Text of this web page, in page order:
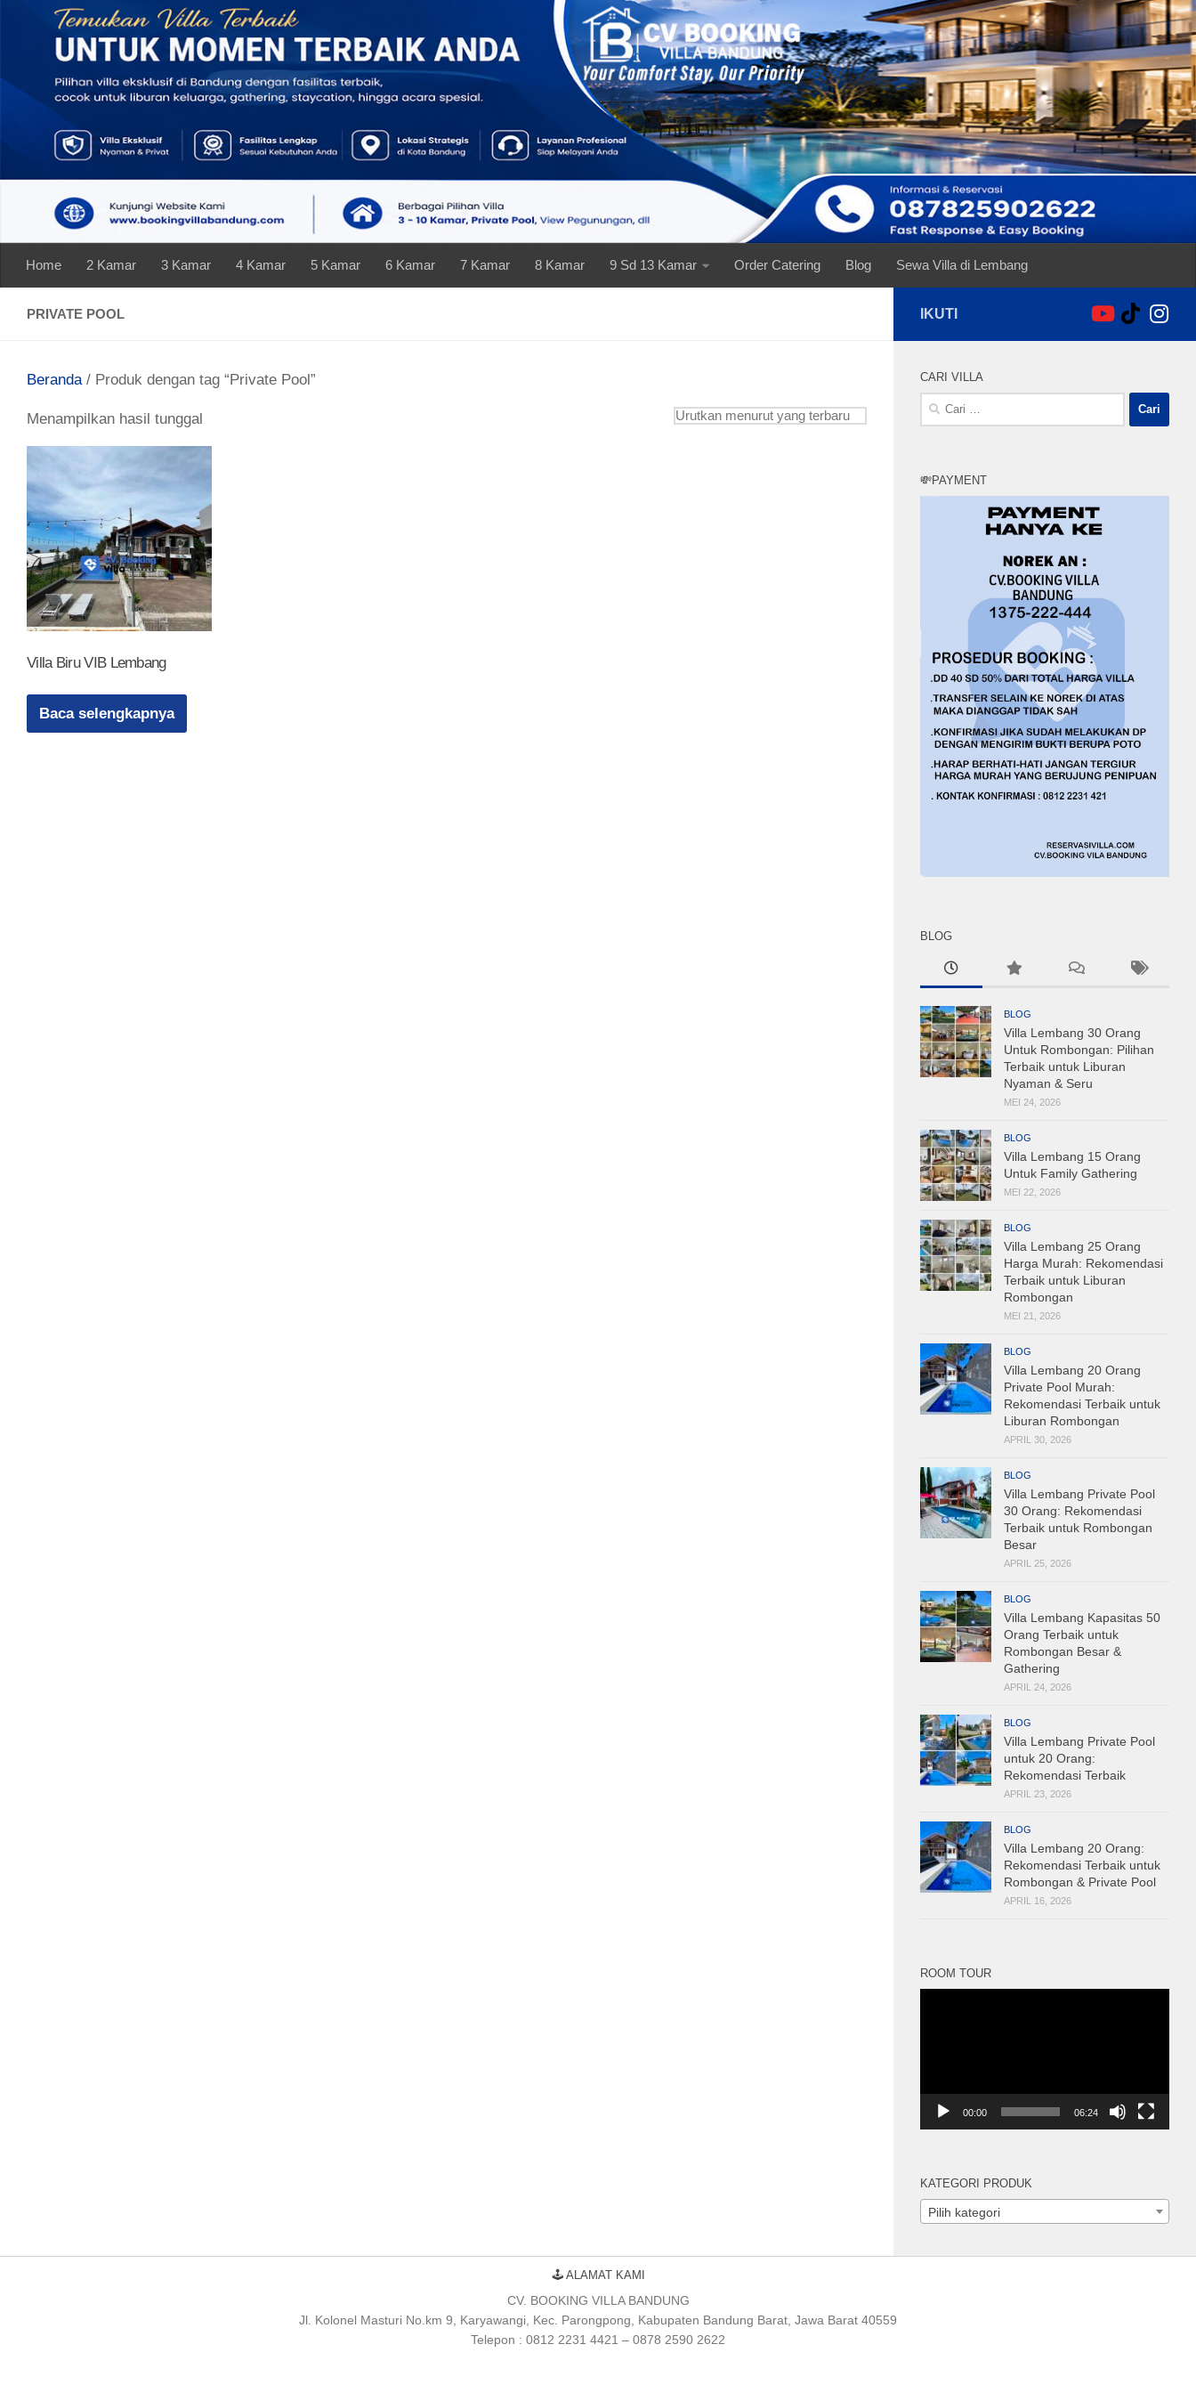
Skip to content
Home 2 Kamar 3 Kamar 4 Kamar 5 Kamar 6 Kamar 7 Kamar 8 Kamar 9 Sd 13 Kamar Order Catering Blog Sewa Villa di Lembang
PRIVATE POOL
Beranda / Produk dengan tag “Private Pool”
Menampilkan hasil tunggal
Villa Biru VIB Lembang
Baca selengkapnya
IKUTI
CARI VILLA
Cari
💸PAYMENT
BLOG
BLOG
Villa Lembang 30 Orang
Untuk Rombongan: Pilihan
Terbaik untuk Liburan
Nyaman & Seru
MEI 24, 2026
BLOG
Villa Lembang 15 Orang
Untuk Family Gathering
MEI 22, 2026
BLOG
Villa Lembang 25 Orang
Harga Murah: Rekomendasi
Terbaik untuk Liburan
Rombongan
MEI 21, 2026
BLOG
Villa Lembang 20 Orang
Private Pool Murah:
Rekomendasi Terbaik untuk
Liburan Rombongan
APRIL 30, 2026
BLOG
Villa Lembang Private Pool
30 Orang: Rekomendasi
Terbaik untuk Rombongan
Besar
APRIL 25, 2026
BLOG
Villa Lembang Kapasitas 50
Orang Terbaik untuk
Rombongan Besar &
Gathering
APRIL 24, 2026
BLOG
Villa Lembang Private Pool
untuk 20 Orang:
Rekomendasi Terbaik
APRIL 23, 2026
BLOG
Villa Lembang 20 Orang:
Rekomendasi Terbaik untuk
Rombongan & Private Pool
APRIL 16, 2026
ROOM TOUR
00:00 06:24
KATEGORI PRODUK
Pilih kategori
🕹 ALAMAT KAMI
CV. BOOKING VILLA BANDUNG
Jl. Kolonel Masturi No.km 9, Karyawangi, Kec. Parongpong, Kabupaten Bandung Barat, Jawa Barat 40559
Telepon : 0812 2231 4421 – 0878 2590 2622